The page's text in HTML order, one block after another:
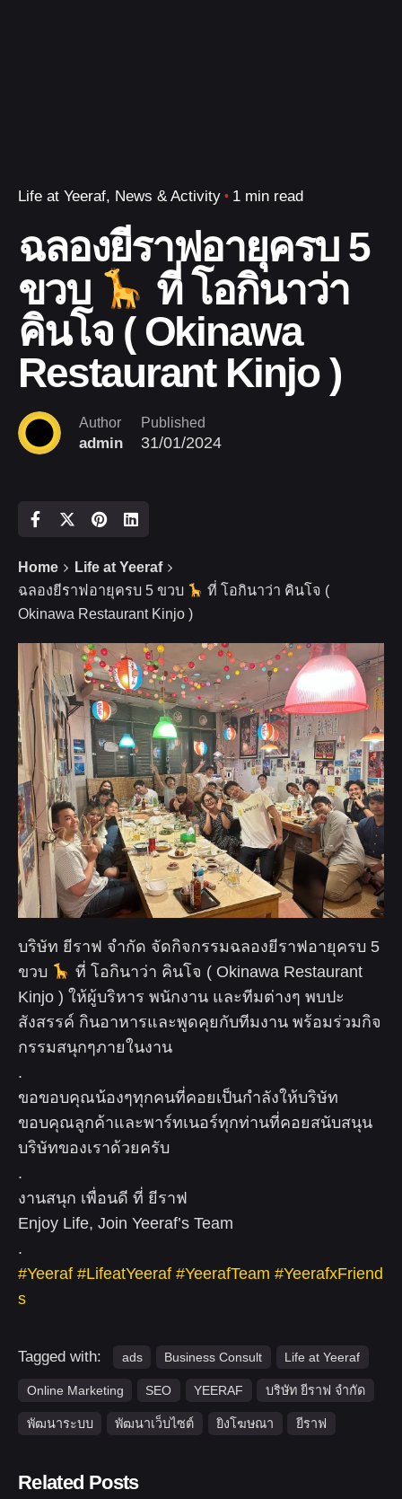
Life at Yeeraf News & Activity 1 min read
ฉลองยีราฟอายุครบ 5
ขวบ
ที่ โอกินาว่า
คินโจ ( Okinawa
Restaurant Kinjo )
Author
admin
Published
31/01/2024
Home
Life at Yeeraf
ฉลองยีราฟอายุครบ 5 ขวบ
ที่ โอกินาว่า คินโจ (
Okinawa Restaurant Kinjo )
บริษัท ยีราฟ จำกัด จัดกิจกรรมฉลองยีราฟอายุครบ 5
ขวบ
ที่ โอกินาว่า คินโจ ( Okinawa Restaurant
Kinjo ) ให้ผู้บริหาร พนักงาน และทีมต่างๆ พบปะ
สังสรรค์ กินอาหารและพูดคุยกับทีมงาน พร้อมร่วมกิจ
กรรมสนุกๆภายในงาน
.
ขอขอบคุณน้องๆทุกคนที่คอยเป็นกำลังให้บริษัท
ขอบคุณลูกค้าและพาร์ทเนอร์ทุกท่านที่คอยสนับสนุน
บริษัทของเราด้วยครับ
.
งานสนุก เพื่อนดี ที่ ยีราฟ
Enjoy Life, Join Yeeraf’s Team
.
#Yeeraf #LifeatYeeraf #YeerafTeam #YeerafxFriend
s
Tagged with: ads Business Consult Life at Yeeraf
Online Marketing SEO YEERAF บริษัท ยีราฟ จำกัด
พัฒนาระบบ พัฒนาเว็บไซต์ ยิงโฆษณา ยีราฟ
Related Posts